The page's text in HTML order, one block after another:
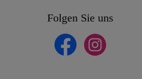
Folgen Sie uns
Facebook Instagram